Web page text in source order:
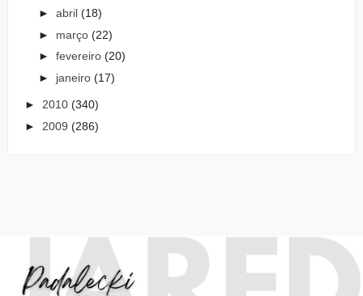
► abril (18)
► março (22)
► fevereiro (20)
► janeiro (17)
► 2010 (340)
► 2009 (286)